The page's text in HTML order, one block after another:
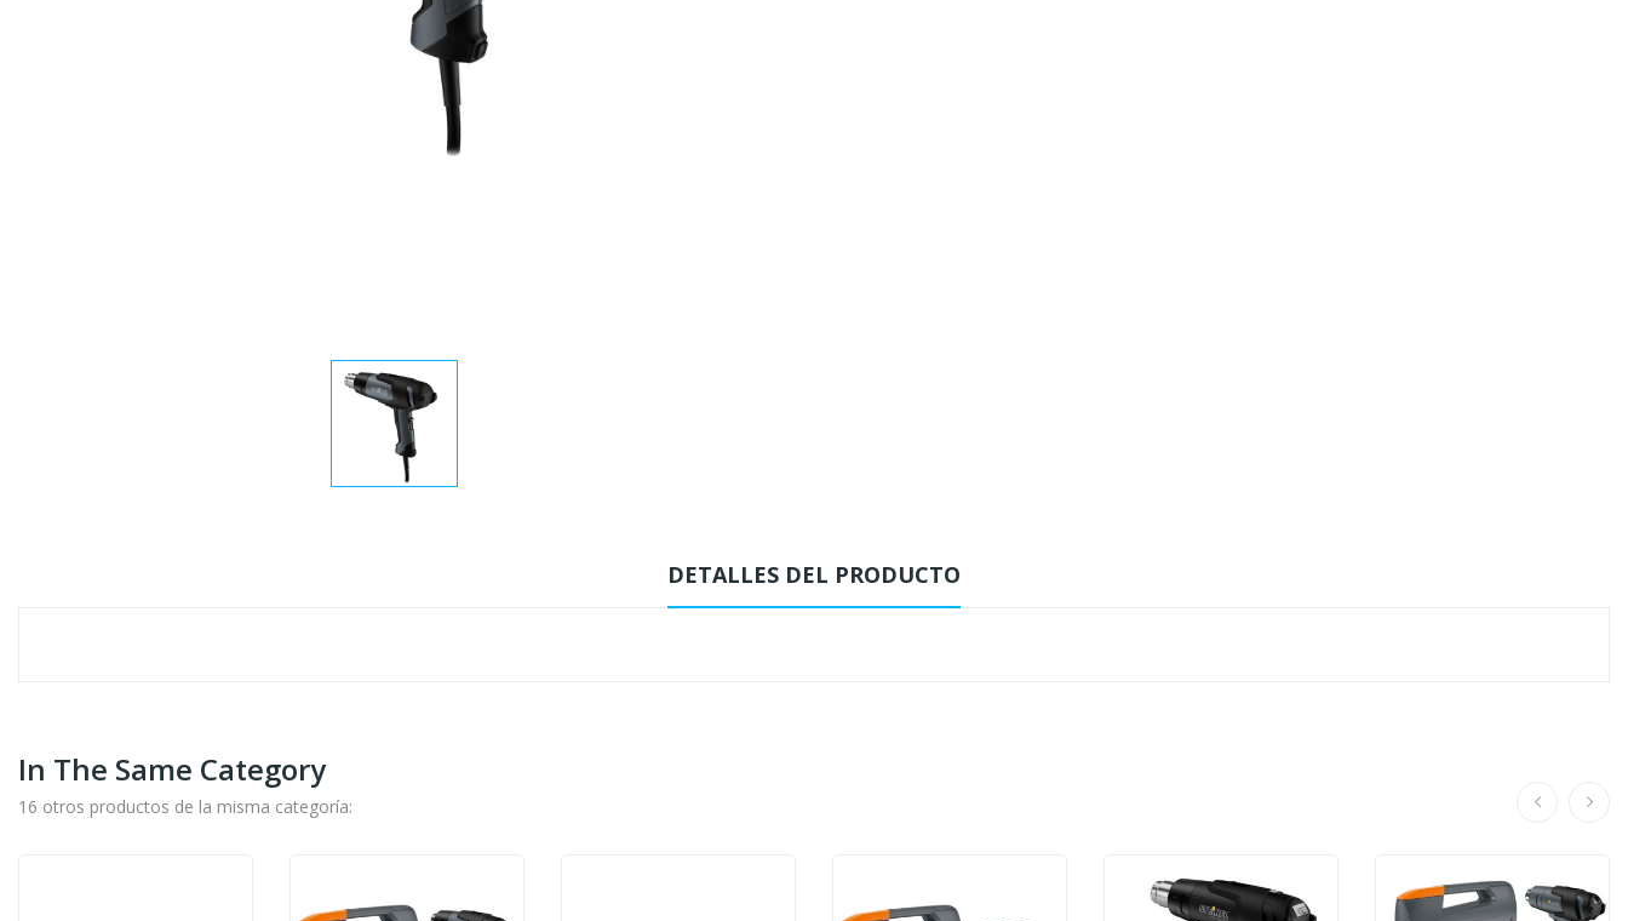
DETALLES DEL PRODUCTO
In The Same Category
16 otros productos de la misma categoría: